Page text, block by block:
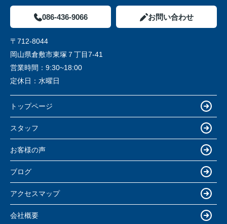
086-436-9066 お問い合わせ
〒712-8044
岡山県倉敷市東塚７丁目7-41
営業時間： 9:30~18:00
定休日： 水曜日
トップページ
スタッフ
お客様の声
ブログ
アクセスマップ
会社概要